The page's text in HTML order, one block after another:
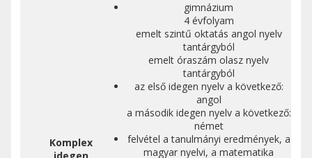
Komplex
gimnázium
4 évfolyam
emelt szintű oktatás angol nyelv
tantárgyból
emelt óraszám olasz nyelv
tantárgyból
az első idegen nyelv a következő:
angol
a második idegen nyelv a következő:
német
felvétel a tanulmányi eredmények, a
magyar nyelvi, a matematika